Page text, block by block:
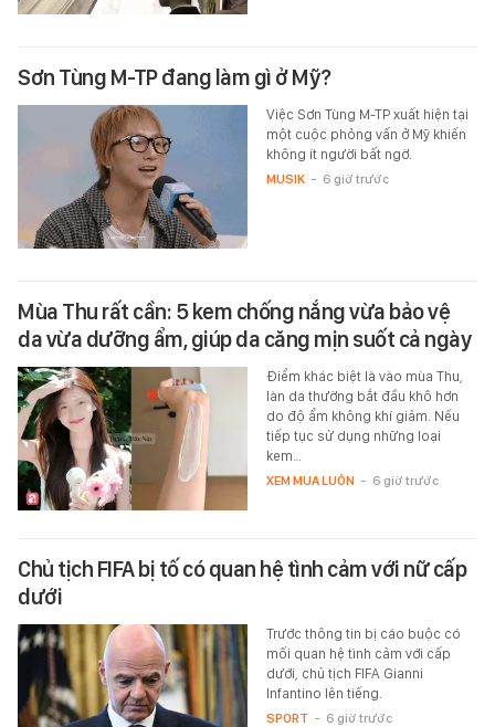
Sơn Tùng M-TP đang làm gì ở Mỹ?
Việc Sơn Tùng M-TP xuất hiện tại
một cuộc phỏng vấn ở Mỹ khiến
không ít người bất ngờ.
MUSIK - 6 giờ trước
Mùa Thu rất cần: 5 kem chống nắng vừa bảo vệ
da vừa dưỡng ẩm, giúp da căng mịn suốt cả ngày
Điểm khác biệt là vào mùa Thu,
làn da thường bắt đầu khô hơn
do độ ẩm không khí giảm. Nếu
tiếp tục sử dụng những loại
kem…
XEM MUA LUÔN - 6 giờ trước
Chủ tịch FIFA bị tố có quan hệ tình cảm với nữ cấp
dưới
Trước thông tin bị cáo buộc có
mối quan hệ tình cảm với cấp
dưới, chủ tịch FIFA Gianni
Infantino lên tiếng.
SPORT - 6 giờ trước